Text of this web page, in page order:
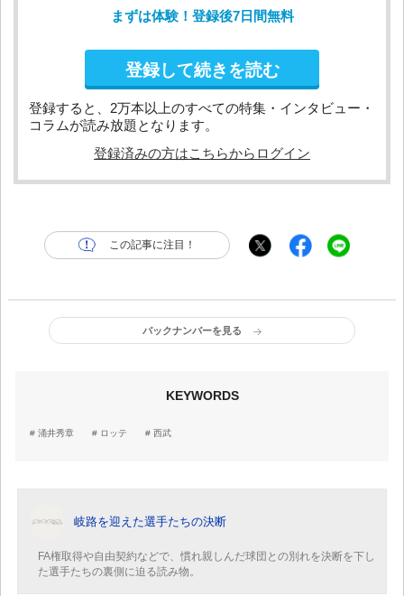
まずは体験！登録後7日間無料
登録して続きを読む
登録すると、2万本以上のすべての特集・インタビュー・
コラムが読み放題となります。
登録済みの方はこちらからログイン
この記事に注目！
バックナンバーを見る
KEYWORDS
涌井秀章 ロッテ 西武
岐路を迎えた選手たちの決断
FA権取得や自由契約などで、慣れ親しんだ球団との別れを決断を下し
た選手たちの裏側に迫る読み物。